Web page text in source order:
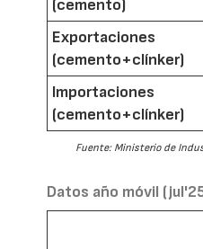
(cemento)
Exportaciones
(cemento+clínker)
Importaciones
(cemento+clínker)
Fuente: Ministerio de
Datos año móvil